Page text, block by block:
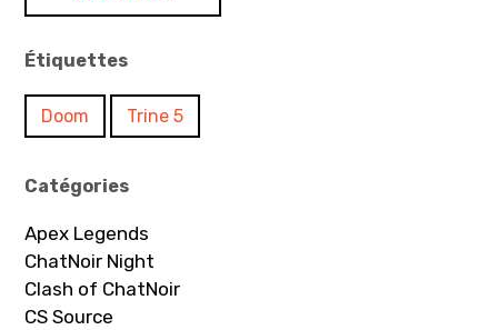
Étiquettes
Doom Trine 5
Catégories
Apex Legends
ChatNoir Night
Clash of ChatNoir
CS Source